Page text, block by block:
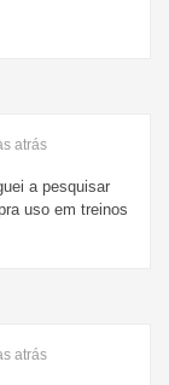
atrás
a pesquisar
uso em treinos
atrás